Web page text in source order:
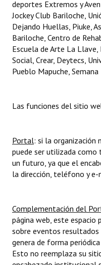
deportes Extremos y
Jockey Club Bariloche,
Dejando Huellas, Piuke,
Bariloche, Centro de
Escuela de Arte La
Social, Crear, Deytecs,
Pueblo Mapuche,
Las funciones del sitio
Portal: si la organización
puede ser utilizada como
un futuro, ya que el
la dirección, teléfono y e-
Complementación del
página web, este
sobre eventos
genera de forma
Esto no reemplaza su